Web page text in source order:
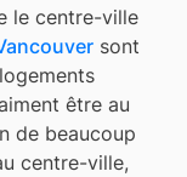
le centre-ville
sont
être au
de beaucoup
centre-ville,